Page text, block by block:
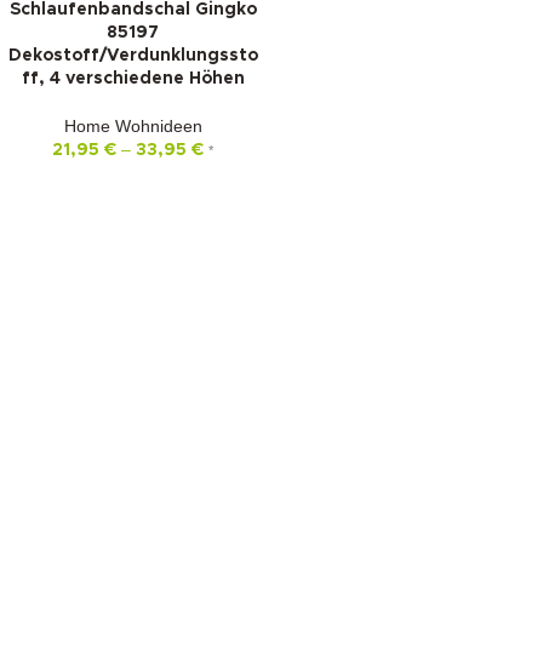
Schlaufenbandschal Gingko
85197
Dekostoff/Verdunklungssto
ff, 4 verschiedene Höhen
Home Wohnideen
21,95 € – 33,95 € *